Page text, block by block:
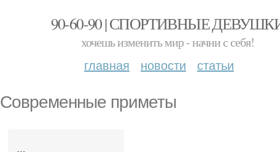
90-60-90 | СПОРТИВНЫЕ
хочешь изменить мир - начни с себя!
главная новости статьи
Современные приметы